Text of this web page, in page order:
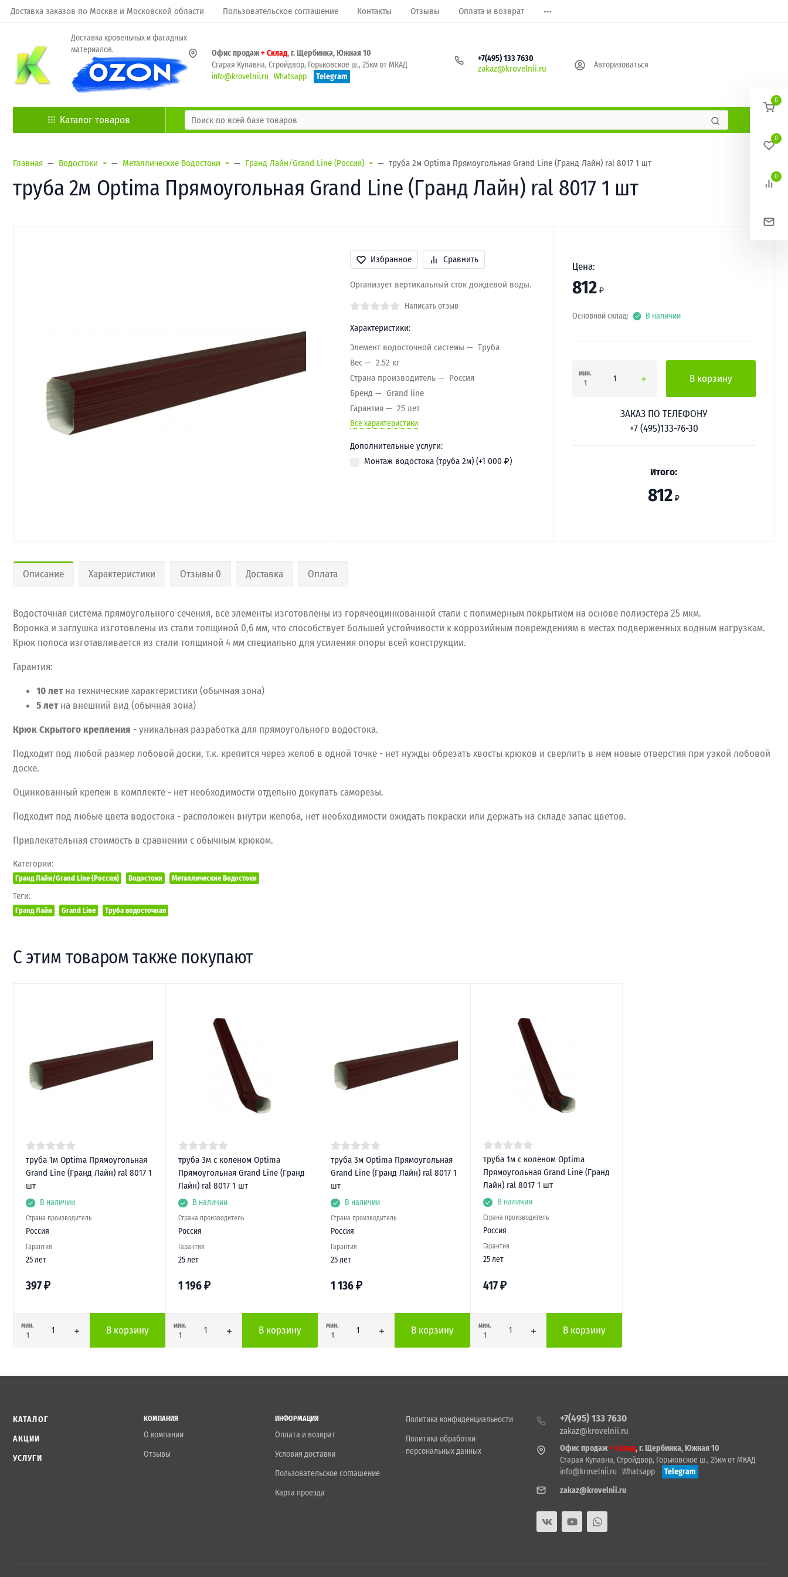
Доставка заказов по Москве и Московской области Пользовательское соглашение Контакты Отзывы Оплата и возврат
Доставка кровельных и фасадных
материалов.
Офис продаж+ Склад, г. Щербинка, Южная 10
Старая Купавна, Стройдвор, Горьковское ш., 25км от МКАД
info@krovelnii.ru Whatsapp Telegram
+7(495) 133 7630
zakaz@krovelnii.ru Авторизоваться
Каталог товаров
Главная Водостоки Металлические Водостоки Гранд Лайн/Grand Line (Россия) труба 2м Optima Прямоугольная Grand Line (Гранд Лайн) ral 8017 1 шт
труба 2м Optima Прямоугольная Grand Line (Гранд Лайн) ral 8017 1 шт
Избранное Сравнить
Организует вертикальный сток дождевой воды.
Написать отзыв
Характеристики:
Элемент водосточной системы
Труба
Вес
2.52 кг
Страна производитель
Россия
Бренд
Grand line
Гарантия
25 лет
Все характеристики
Дополнительные услуги:
Монтаж водостока (труба 2м) (+1 000 ₽)
Цена:
812 ₽
Основной склад: В наличии
мин.
1
В корзину
ЗАКАЗ ПО ТЕЛЕФОНУ
+7 (495)133-76-30
Итого:
812 ₽
Описание Характеристики Отзывы 0 Доставка Оплата
Водосточная система прямоугольного сечения, все элементы изготовлены из горячеоцинкованной стали с полимерным покрытием на основе полиэстера 25 мкм.
Воронка и заглушка изготовлены из стали толщиной 0,6 мм, что способствует большей устойчивости к коррозийным повреждениям в местах подверженных водным нагрузкам.
Крюк полоса изготавливается из стали толщиной 4 мм специально для усиления опоры всей конструкции.
Гарантия:
10 летна технические характеристики (обычная зона)
5 летна внешний вид (обычная зона)
Крюк Скрытого крепления - уникальная разработка для прямоугольного водостока.
Подходит под любой размер лобовой доски, т.к. крепится через желоб в одной точке - нет нужды обрезать хвосты крюков и сверлить в нем новые отверстия при узкой лобовой
доске.
Оцинкованный крепеж в комплекте - нет необходимости отдельно докупать саморезы.
Подходит под любые цвета водостока - расположен внутри желоба, нет необходимости ожидать покраски или держать на складе запас цветов.
Привлекательная стоимость в сравнении с обычным крюком.
Категории:
Гранд Лайн/Grand Line (Россия) Водостоки Металлические Водостоки
Теги:
Гранд Лайн Grand Line Труба водосточная
С этим товаром также покупают
труба 1м Optima Прямоугольная
Grand Line (Гранд Лайн) ral 8017 1
шт
В наличии
Страна производитель
Россия
Гарантия
25 лет
397₽
мин.
1
В корзину
труба 3м с коленом Optima
Прямоугольная Grand Line (Гранд
Лайн) ral 8017 1 шт
В наличии
Страна производитель
Россия
Гарантия
25 лет
1 196₽
мин.
1
В корзину
труба 3м Optima Прямоугольная
Grand Line (Гранд Лайн) ral 8017 1
шт
В наличии
Страна производитель
Россия
Гарантия
25 лет
1 136₽
мин.
1
В корзину
труба 1м с коленом Optima
Прямоугольная Grand Line (Гранд
Лайн) ral 8017 1 шт
В наличии
Страна производитель
Россия
Гарантия
25 лет
417₽
мин.
1
В корзину
КАТАЛОГ
АКЦИИ
УСЛУГИ
КОМПАНИЯ
О компании
Отзывы
ИНФОРМАЦИЯ
Оплата и возврат
Условия доставки
Пользовательское соглашение
Карта проезда
Политика конфиденциальности
Политика обработки
персональных данных
+7(495) 133 7630
zakaz@krovelnii.ru
Офис продаж+ Склад, г. Щербинка, Южная 10
Старая Купавна, Стройдвор, Горьковское ш., 25км от МКАД
info@krovelnii.ru
Whatsapp
Telegram
zakaz@krovelnii.ru
0
0
0